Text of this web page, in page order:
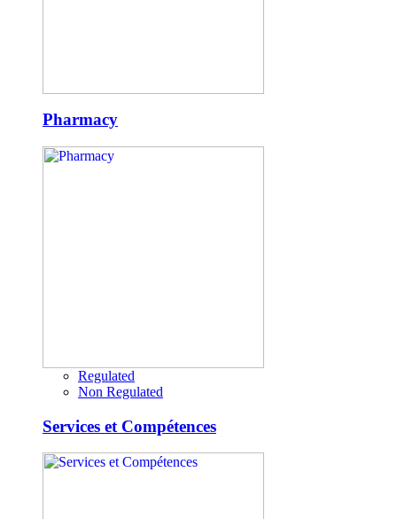
Pharmacy
Regulated
Non Regulated
Services et Compétences